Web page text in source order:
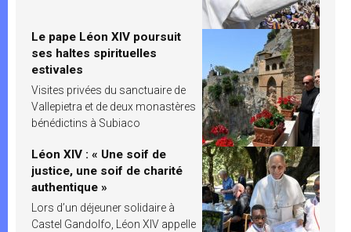
Le pape Léon XIV poursuit
ses haltes spirituelles
estivales
Visites privées du sanctuaire de
Vallepietra et de deux monastères
bénédictins à Subiaco
Léon XIV : « Une soif de
justice, une soif de charité
authentique »
Lors d’un déjeuner solidaire à
Castel Gandolfo, Léon XIV appelle